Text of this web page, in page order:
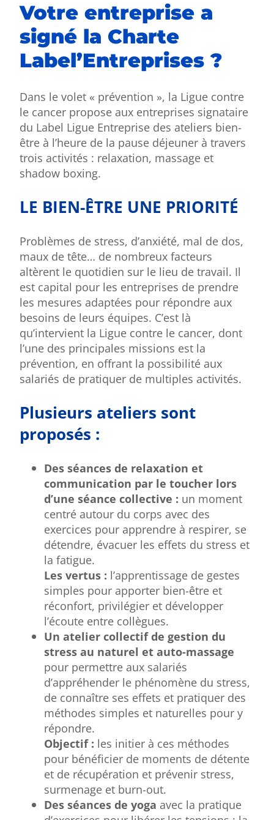
Votre entreprise a
signé la Charte
Label’Entreprises ?
Dans le volet « prévention », la Ligue contre
le cancer propose aux entreprises signataire
du Label Ligue Entreprise des ateliers bien-
être à l’heure de la pause déjeuner à travers
trois activités : relaxation, massage et
shadow boxing.
LE BIEN-ÊTRE UNE PRIORITÉ
Problèmes de stress, d’anxiété, mal de dos,
maux de tête… de nombreux facteurs
altèrent le quotidien sur le lieu de travail. Il
est capital pour les entreprises de prendre
les mesures adaptées pour répondre aux
besoins de leurs équipes. C’est là
qu’intervient la Ligue contre le cancer, dont
l’une des principales missions est la
prévention, en offrant la possibilité aux
salariés de pratiquer de multiples activités.
Plusieurs ateliers sont
proposés :
Des séances de relaxation et
communication par le toucher lors
d’une séance collective : un moment
centré autour du corps avec des
exercices pour apprendre à respirer, se
détendre, évacuer les effets du stress et
la fatigue.
Les vertus : l’apprentissage de gestes
simples pour apporter bien-être et
réconfort, privilégier et développer
l’écoute entre collègues.
Un atelier collectif de gestion du
stress au naturel et auto-massage
pour permettre aux salariés
d’appréhender le phénomène du stress,
de connaître ses effets et pratiquer des
méthodes simples et naturelles pour y
répondre.
Objectif : les initier à ces méthodes
pour bénéficier de moments de détente
et de récupération et prévenir stress,
surmenage et burn-out.
Des séances de yoga avec la pratique